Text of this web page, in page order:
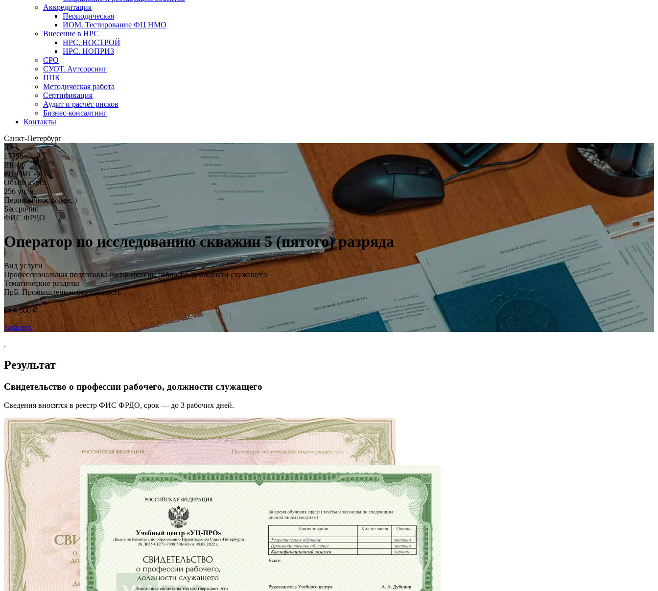
Аккредитация
Периодическая
ИОМ. Тестирование ФЦ НМО
Внесение в НРС
НРС. НОСТРОЙ
НРС. НОПРИЗ
СРО
СУОТ. Аутсорсинг
ППК
Методическая работа
Сертификация
Аудит и расчёт рисков
Бизнес-консалтинг
Контакты
Санкт-Петербург
ID
17356
Шифр
РП-ОИС-5
Объём курса
256 уч. ч.
Периодичность (мес.)
Бессрочно
ФИС ФРДО
Оператор по исследованию скважин 5 (пятого) разряда
Вид услуги
Профессиональная подготовка по профессии рабочего, должности служащего
Тематические разделы
ПрБ. Промышленная безопасность
от 4 500 ₽
Заказать
.
Результат
Свидетельство о профессии рабочего, должности служащего
Сведения вносятся в реестр ФИС ФРДО, срок — до 3 рабочих дней.